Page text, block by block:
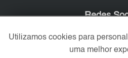
Redes
Utilizamos cookies para
uma melhor